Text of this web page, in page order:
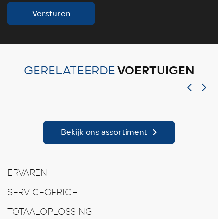
Versturen
GERELATEERDEVOERTUIGEN
Bekijk ons assortiment
ERVAREN
SERVICEGERICHT
TOTAALOPLOSSING